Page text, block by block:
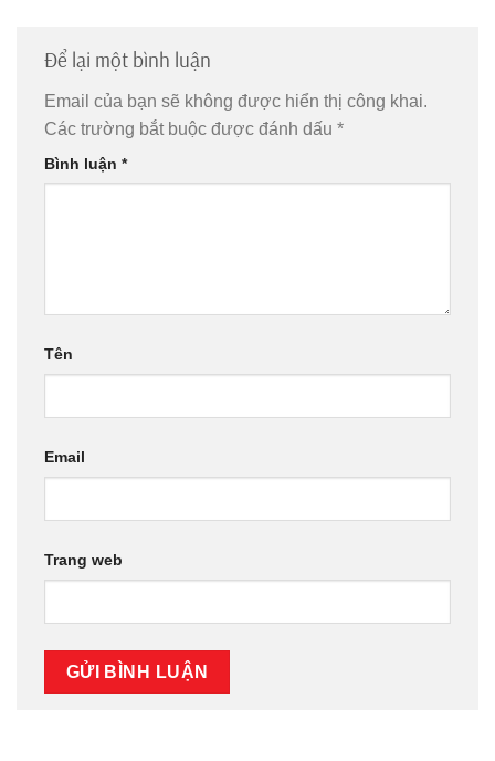
Để lại một bình luận
Email của bạn sẽ không được hiển thị công khai.
Các trường bắt buộc được đánh dấu *
Bình luận *
Tên
Email
Trang web